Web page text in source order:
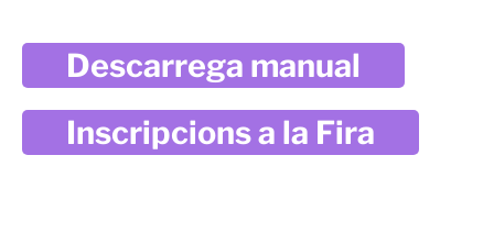
Descarrega manual
Inscripcions a la Fira